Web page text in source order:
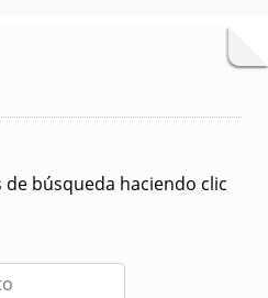
búsqueda haciendo clic